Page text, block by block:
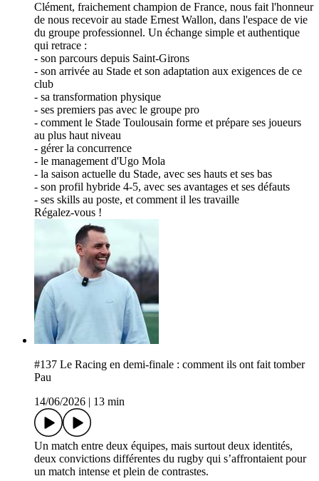
Clément, fraichement champion de France, nous fait l'honneur
de nous recevoir au stade Ernest Wallon, dans l'espace de vie
du groupe professionnel. Un échange simple et authentique
qui retrace :
- son parcours depuis Saint-Girons
- son arrivée au Stade et son adaptation aux exigences de ce
club
- sa transformation physique
- ses premiers pas avec le groupe pro
- comment le Stade Toulousain forme et prépare ses joueurs
au plus haut niveau
- gérer la concurrence
- le management d'Ugo Mola
- la saison actuelle du Stade, avec ses hauts et ses bas
- son profil hybride 4-5, avec ses avantages et ses défauts
- ses skills au poste, et comment il les travaille
Régalez-vous !
#137 Le Racing en demi-finale : comment ils ont fait tomber
Pau
14/06/2026
13 min
Un match entre deux équipes, mais surtout deux identités,
deux convictions différentes du rugby qui s’affrontaient pour
un match intense et plein de contrastes.